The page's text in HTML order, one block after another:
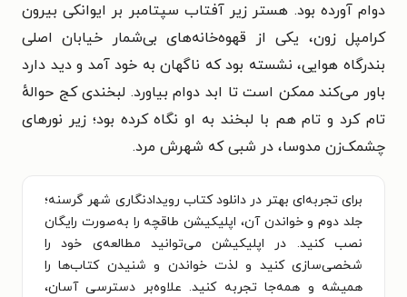
دوام آورده بود. هستر زیر آفتاب سپتامبر بر ایوانکی بیرون
کرامپل زون، یکی از قهوه‌خانه‌های بی‌شمار خیابان اصلی
بندرگاه هوایی، نشسته بود که ناگهان به خود آمد و دید دارد
باور می‌کند ممکن است تا ابد دوام بیاورد. لبخندی کج حوالهٔ
تام کرد و تام هم با لبخند به او نگاه کرده بود؛ زیر نورهای
چشمک‌زن مدوسا، در شبی که شهرش مرد.
برای تجربه‌ای بهتر در دانلود کتاب رویدادنگاری شهر گرسنه؛
جلد دوم و خواندن آن، اپلیکیشن طاقچه را به‌صورت رایگان
نصب کنید. در اپلیکیشن می‌توانید مطالعه‌ی خود را
شخصی‌سازی کنید و لذت خواندن و شنیدن کتاب‌ها را
همیشه و همه‌جا تجربه کنید. علاوه‌بر دسترسی آسان،